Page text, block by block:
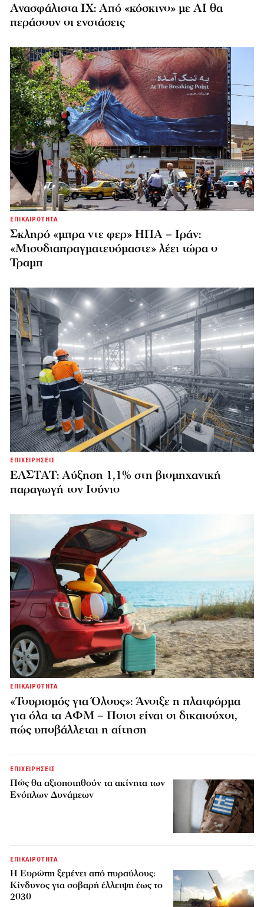
Ανασφάλιστα ΙΧ: Από «κόσκινο» με AI θα
περάσουν οι ενστάσεις
ΕΠΙΚΑΙΡΟΤΗΤΑ
Σκληρό «μπρα ντε φερ» ΗΠΑ – Ιράν:
«Μισοδιαπραγματευόμαστε» λέει τώρα ο
Τραμπ
ΕΠΙΧΕΙΡΗΣΕΙΣ
ΕΛΣΤΑΤ: Αύξηση 1,1% στη βιομηχανική
παραγωγή τον Ιούνιο
ΕΠΙΚΑΙΡΟΤΗΤΑ
«Τουρισμός για Όλους»: Άνοιξε η πλατφόρμα
για όλα τα ΑΦΜ – Ποιοι είναι οι δικαιούχοι,
πώς υποβάλλεται η αίτηση
ΕΠΙΧΕΙΡΗΣΕΙΣ
Πώς θα αξιοποιηθούν τα ακίνητα των
Ενόπλων Δυνάμεων
ΕΠΙΚΑΙΡΟΤΗΤΑ
H Ευρώπη ξεμένει από πυραύλους:
Κίνδυνος για σοβαρή έλλειψη έως το
2030